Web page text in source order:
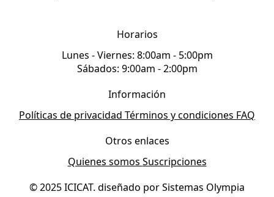
Horarios
Lunes - Viernes: 8:00am - 5:00pm
Sábados: 9:00am - 2:00pm
Información
Políticas de privacidad Términos y condiciones FAQ
Otros enlaces
Quienes somos Suscripciones
© 2025 ICICAT. diseñado por Sistemas Olympia